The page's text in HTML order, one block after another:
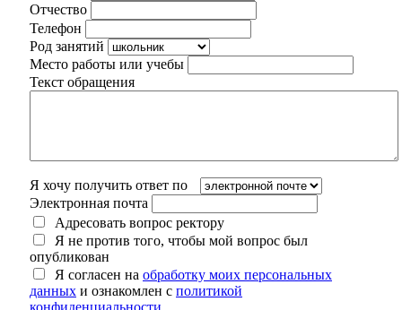
Отчество
Телефон
Род занятий
Место работы или учебы
Текст обращения
Я хочу получить ответ по
Электронная почта
Адресовать вопрос ректору
Я не против того, чтобы мой вопрос был
опубликован
Я согласен на обработку моих персональных
данных и ознакомлен с политикой